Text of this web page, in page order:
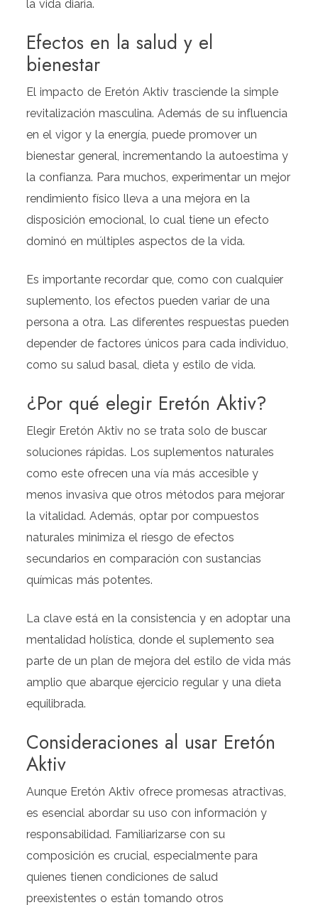
la vida diaria.
Efectos en la salud y el
bienestar
El impacto de Eretón Aktiv trasciende la simple
revitalización masculina. Además de su influencia
en el vigor y la energía, puede promover un
bienestar general, incrementando la autoestima y
la confianza. Para muchos, experimentar un mejor
rendimiento físico lleva a una mejora en la
disposición emocional, lo cual tiene un efecto
dominó en múltiples aspectos de la vida.
Es importante recordar que, como con cualquier
suplemento, los efectos pueden variar de una
persona a otra. Las diferentes respuestas pueden
depender de factores únicos para cada individuo,
como su salud basal, dieta y estilo de vida.
¿Por qué elegir Eretón Aktiv?
Elegir Eretón Aktiv no se trata solo de buscar
soluciones rápidas. Los suplementos naturales
como este ofrecen una vía más accesible y
menos invasiva que otros métodos para mejorar
la vitalidad. Además, optar por compuestos
naturales minimiza el riesgo de efectos
secundarios en comparación con sustancias
químicas más potentes.
La clave está en la consistencia y en adoptar una
mentalidad holística, donde el suplemento sea
parte de un plan de mejora del estilo de vida más
amplio que abarque ejercicio regular y una dieta
equilibrada.
Consideraciones al usar Eretón
Aktiv
Aunque Eretón Aktiv ofrece promesas atractivas,
es esencial abordar su uso con información y
responsabilidad. Familiarizarse con su
composición es crucial, especialmente para
quienes tienen condiciones de salud
preexistentes o están tomando otros